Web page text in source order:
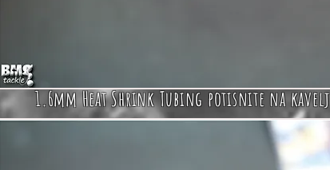
1.6mm Heat Shrink Tubing potisnite na kavelj